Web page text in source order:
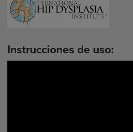
Instrucciones de uso: